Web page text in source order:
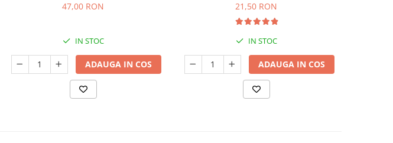
47,00 RON
IN STOC
ADAUGA IN COS
21,50 RON
IN STOC
ADAUGA IN COS